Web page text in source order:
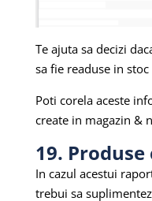
Te ajuta sa decizi
sa fie readuse in stoc
Poti corela aceste
create in magazin &
19.
In cazul acestui
trebui sa